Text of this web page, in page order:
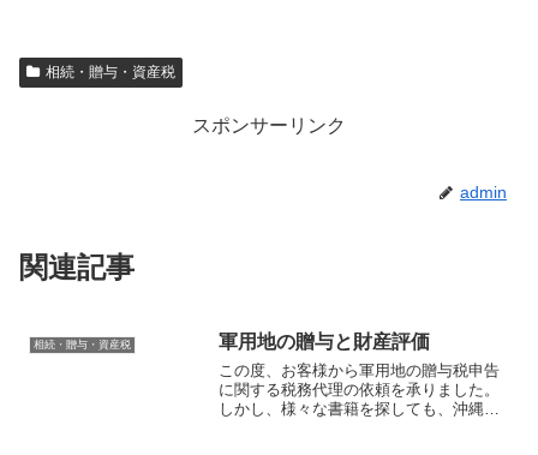
相続・贈与・資産税
スポンサーリンク
admin
関連記事
相続・贈与・資産税 軍用地の贈与と財産評価
この度、お客様から軍用地の贈与税申告
に関する税務代理の依頼を承りました。
しかし、様々な書籍を探しても、沖縄特